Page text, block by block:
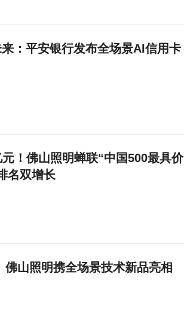
：平安银行发布全场景AI信用卡
元！佛山照明蝉联“中国500最具价
名双增长
山照明携全场景技术新品亮相